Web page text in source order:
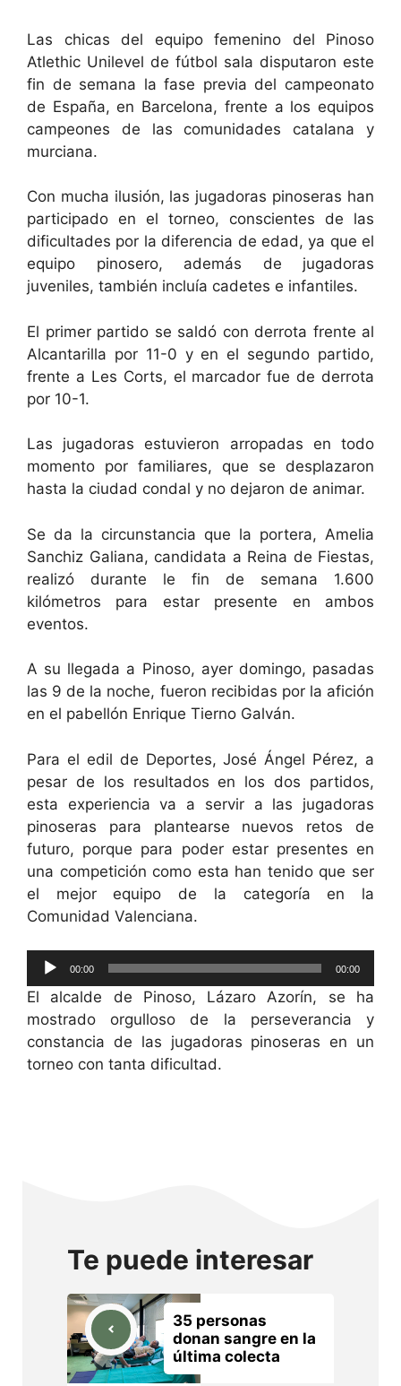
Las chicas del equipo femenino del Pinoso
Atlethic Unilevel de fútbol sala disputaron este
fin de semana la fase previa del campeonato
de España, en Barcelona, frente a los equipos
campeones de las comunidades catalana y
murciana.
Con mucha ilusión, las jugadoras pinoseras han
participado en el torneo, conscientes de las
dificultades por la diferencia de edad, ya que el
equipo pinosero, además de jugadoras
juveniles, también incluía cadetes e infantiles.
El primer partido se saldó con derrota frente al
Alcantarilla por 11-0 y en el segundo partido,
frente a Les Corts, el marcador fue de derrota
por 10-1.
Las jugadoras estuvieron arropadas en todo
momento por familiares, que se desplazaron
hasta la ciudad condal y no dejaron de animar.
Se da la circunstancia que la portera, Amelia
Sanchiz Galiana, candidata a Reina de Fiestas,
realizó durante le fin de semana 1.600
kilómetros para estar presente en ambos
eventos.
A su llegada a Pinoso, ayer domingo, pasadas
las 9 de la noche, fueron recibidas por la afición
en el pabellón Enrique Tierno Galván.
Para el edil de Deportes, José Ángel Pérez, a
pesar de los resultados en los dos partidos,
esta experiencia va a servir a las jugadoras
pinoseras para plantearse nuevos retos de
futuro, porque para poder estar presentes en
una competición como esta han tenido que ser
el mejor equipo de la categoría en la
Comunidad Valenciana.
Reproductor
de
audio
00:00 00:00
El alcalde de Pinoso, Lázaro Azorín, se ha
mostrado orgulloso de la perseverancia y
constancia de las jugadoras pinoseras en un
torneo con tanta dificultad.
Te puede interesar
35 personas
donan sangre en la
última colecta